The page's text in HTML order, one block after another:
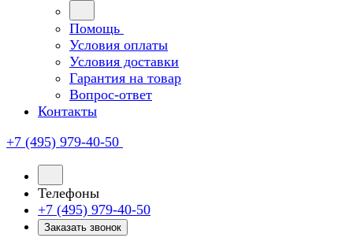
Помощь
Условия оплаты
Условия доставки
Гарантия на товар
Вопрос-ответ
Контакты
+7 (495) 979-40-50
Телефоны
+7 (495) 979-40-50
Заказать звонок